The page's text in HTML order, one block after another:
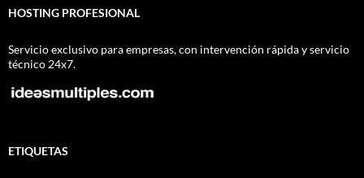
HOSTING PROFESIONAL
Servicio exclusivo para empresas, con intervención rápida y servicio
técnico 24x7.
ETIQUETAS